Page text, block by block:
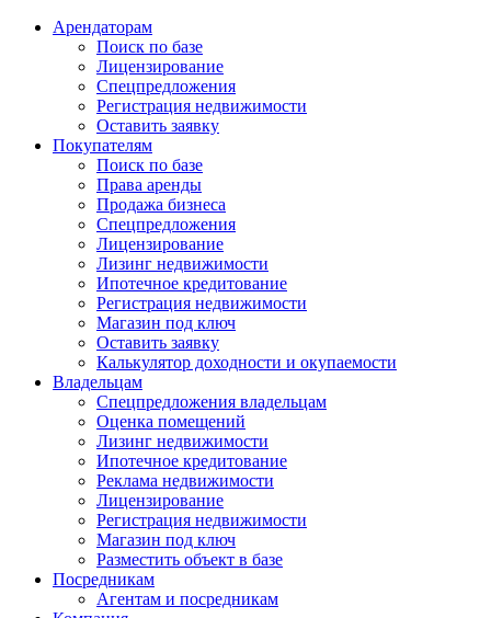
Арендаторам
Поиск по базе
Лицензирование
Спецпредложения
Регистрация недвижимости
Оставить заявку
Покупателям
Поиск по базе
Права аренды
Продажа бизнеса
Спецпредложения
Лицензирование
Лизинг недвижимости
Ипотечное кредитование
Регистрация недвижимости
Магазин под ключ
Оставить заявку
Калькулятор доходности и окупаемости
Владельцам
Спецпредложения владельцам
Оценка помещений
Лизинг недвижимости
Ипотечное кредитование
Реклама недвижимости
Лицензирование
Регистрация недвижимости
Магазин под ключ
Разместить объект в базе
Посредникам
Агентам и посредникам